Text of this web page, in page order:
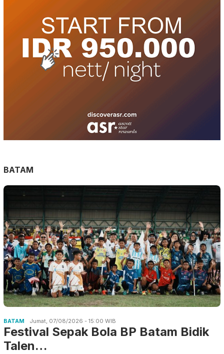
BATAM
BATAM Jumat, 07/08/2026 - 15:00 WIB
Festival Sepak Bola BP Batam Bidik
Talen…